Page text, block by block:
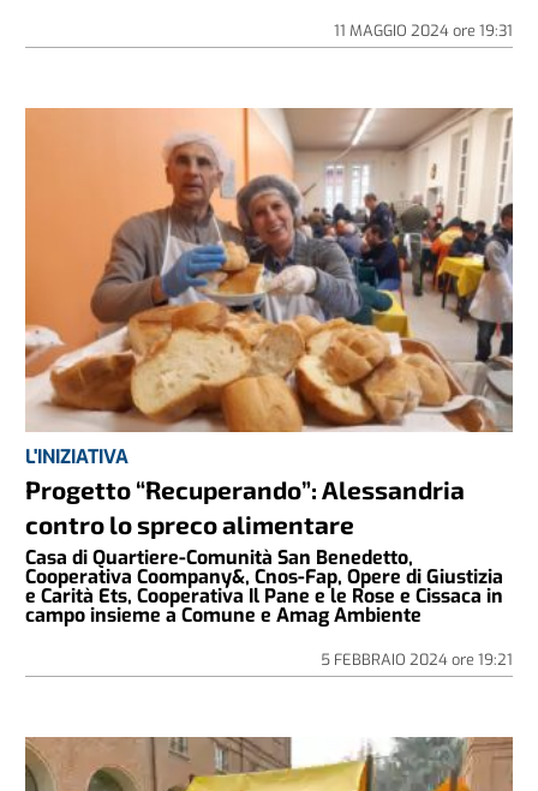
11 MAGGIO 2024ore 19:31
L'INIZIATIVA
Progetto “Recuperando”: Alessandria
contro lo spreco alimentare
Casa di Quartiere-Comunità San Benedetto,
Cooperativa Coompany&, Cnos-Fap, Opere di Giustizia
e Carità Ets, Cooperativa Il Pane e le Rose e Cissaca in
campo insieme a Comune e Amag Ambiente
5 FEBBRAIO 2024ore 19:21